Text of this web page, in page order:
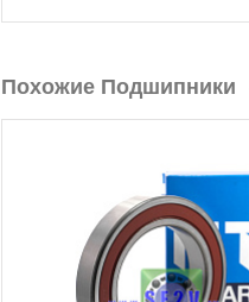
Похожие Подшипники